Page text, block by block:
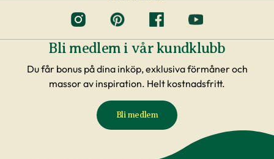
Om du beställer leverans till dörren eller till
postombud (externa transportörer) är det upp
till dig som konsument att kontrollera
Reklamationer i samband med att växter blivit
påverkade av temperaturförändringar under
transport är inte underlag för reklamation. Om
du beställer till en av våra butiker, sköts detta av
våra egna transporter som anpassas till
Bli medlem i vår kundklubb
Du får bonus på dina inköp, exklusiva förmåner och
massor av inspiration. Helt kostnadsfritt.
Bli medlem